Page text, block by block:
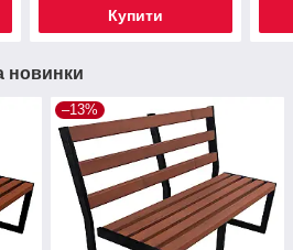
Купити
новинки
–13%